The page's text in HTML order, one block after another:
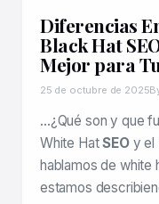
Diferencias
Black Hat
Mejor para
25 de octubre de 2025
…¿Qué son y que
White HatSEOy el
hablamos de white
estamos